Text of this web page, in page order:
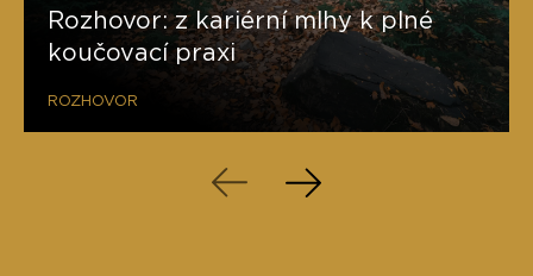
Rozhovor: z kariérní mlhy k plné
koučovací praxi
ROZHOVOR